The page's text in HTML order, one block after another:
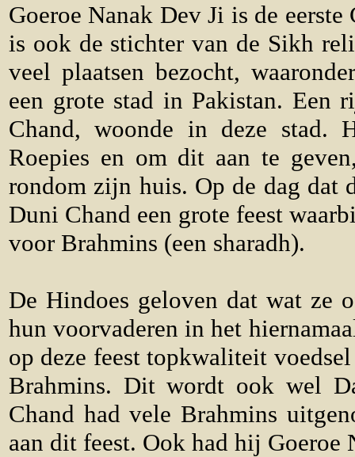
Goeroe Nanak Dev Ji is de
is ook de stichter van de Sikh
veel plaatsen bezocht,
een grote stad in Pakistan. Een
Chand, woonde in deze stad.
Roepies en om dit aan te
rondom zijn huis. Op de dag dat
Duni Chand een grote feest
voor Brahmins (een sharadh).
De Hindoes geloven dat wat ze
hun voorvaderen in het
op deze feest topkwaliteit
Brahmins. Dit wordt ook wel
Chand had vele Brahmins
aan dit feest. Ook had hij Goeroe